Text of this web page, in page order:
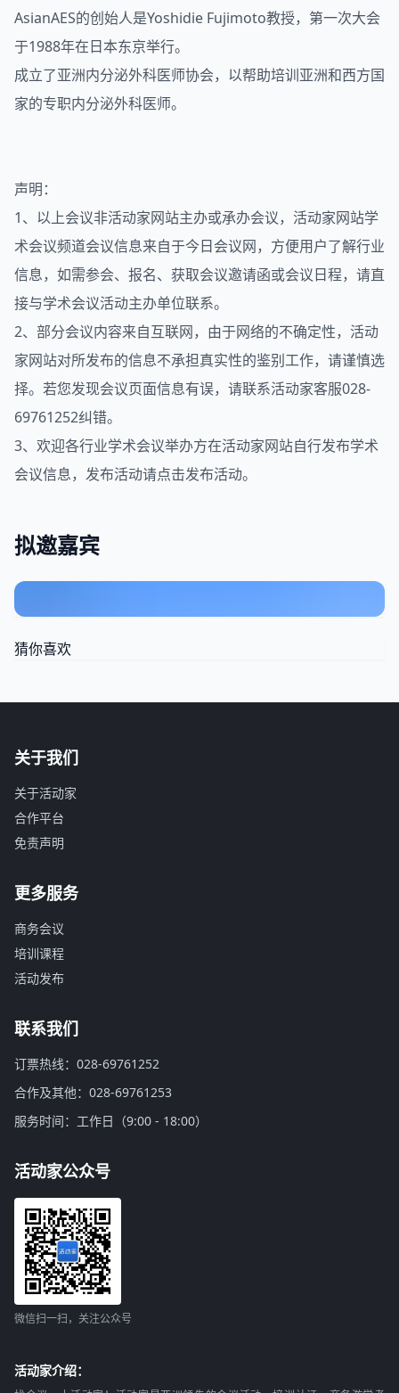
AsianAES的创始人是Yoshidie Fujimoto教授，第一次大会
于1988年在日本东京举行。
成立了亚洲内分泌外科医师协会，以帮助培训亚洲和西方国
家的专职内分泌外科医师。
声明：
1、以上会议非活动家网站主办或承办会议，活动家网站学
术会议频道会议信息来自于今日会议网，方便用户了解行业
信息，如需参会、报名、获取会议邀请函或会议日程，请直
接与学术会议活动主办单位联系。
2、部分会议内容来自互联网，由于网络的不确定性，活动
家网站对所发布的信息不承担真实性的鉴别工作，请谨慎选
择。若您发现会议页面信息有误，请联系活动家客服028-
69761252纠错。
3、欢迎各行业学术会议举办方在活动家网站自行发布学术
会议信息，发布活动请点击发布活动。
拟邀嘉宾
猜你喜欢
关于我们
关于活动家
合作平台
免责声明
更多服务
商务会议
培训课程
活动发布
联系我们
订票热线：028-69761252
合作及其他：028-69761253
服务时间：工作日（9:00 - 18:00）
活动家公众号
微信扫一扫，关注公众号
活动家介绍：